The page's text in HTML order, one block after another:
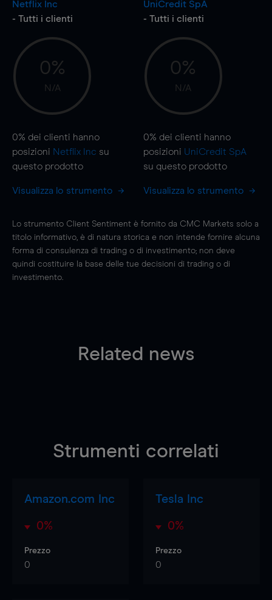
Netflix Inc
- Tutti i clienti
0%
N/A
0% dei clienti hanno
posizioni Netflix Inc su
questo prodotto
Visualizza lo strumento
UniCredit SpA
- Tutti i clienti
0%
N/A
0% dei clienti hanno
posizioni UniCredit SpA
su questo prodotto
Visualizza lo strumento
Lo strumento Client Sentiment è fornito da CMC Markets solo a
titolo informativo, è di natura storica e non intende fornire alcuna
forma di consulenza di trading o di investimento; non deve
quindi costituire la base delle tue decisioni di trading o di
investimento.
Related news
Strumenti correlati
Amazon.com Inc
0%
Prezzo
0
Tesla Inc
0%
Prezzo
0